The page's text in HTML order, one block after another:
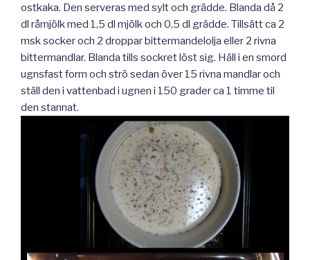
ostkaka. Den serveras med sylt och grädde. Blanda då 2
dl råmjölk med 1,5 dl mjölk och 0,5 dl grädde. Tillsätt ca 2
msk socker och 2 droppar bittermandelolja eller 2 rivna
bittermandlar. Blanda tills sockret löst sig. Häll i en smord
ugnsfast form och strö sedan över 15 rivna mandlar och
ställ den i vattenbad i ugnen i 150 grader ca 1 timme til
den stannat.